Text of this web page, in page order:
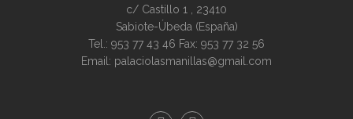
c/ Castillo 1 , 23410
Sabiote-Úbeda (España)
Tel.: 953 77 43 46 Fax: 953 77 32 56
Email: palaciolasmanillas@gmail.com